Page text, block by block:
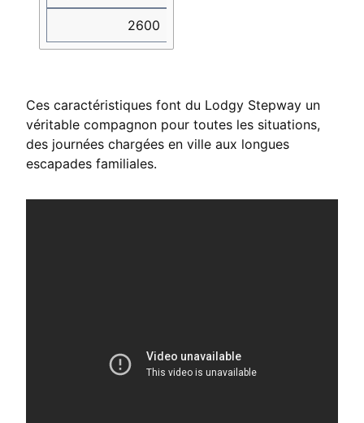
2600
Ces caractéristiques font du Lodgy Stepway un
véritable compagnon pour toutes les situations,
des journées chargées en ville aux longues
escapades familiales.